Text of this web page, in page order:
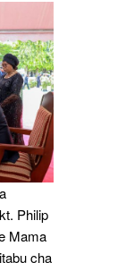
Philip
Mama
cha